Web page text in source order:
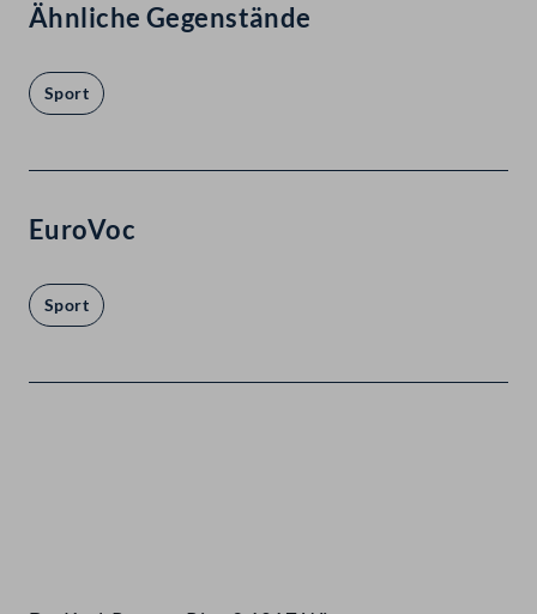
Ähnliche Gegenstände
Sport
EuroVoc
Sport